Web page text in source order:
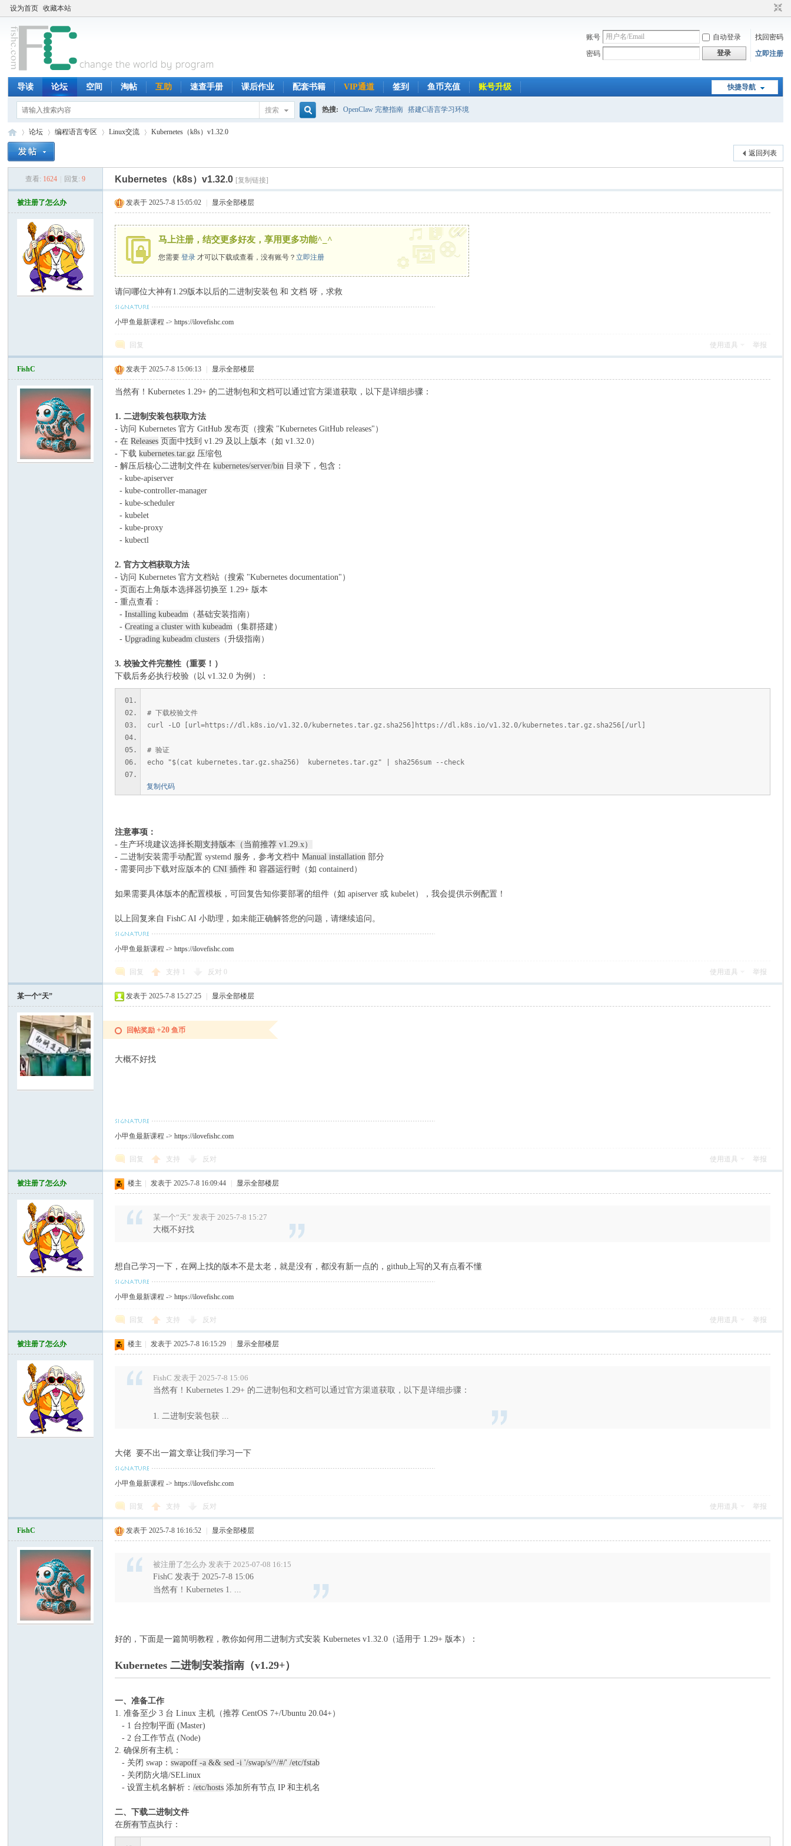
设为首页 收藏本站
账号 自动登录
找回密码
密码
登录 立即注册
快捷导航
导读 论坛 空间 淘帖 互助 速查手册 课后作业 配套书籍 VIP通道 签到 鱼币充值 账号升级
搜索 热搜: OpenClaw 完整指南 搭建C语言学习环境
论坛
›
编程语言专区 Linux交流
›
Kubernetes（k8s）v1.32.0
返回列表
查看: 1624 回复: 9 Kubernetes（k8s）v1.32.0 [复制链接]
被注册了怎么办 发表于 2025-7-8 15:05:02 显示全部楼层
马上注册，结交更多好友，享用更多功能^_^
您需要登录 才可以下载或查看，没有账号？立即注册
x
请问哪位大神有1.29版本以后的二进制安装包 和 文档 呀，求救
小甲鱼最新课程 ->https://ilovefishc.com
回复 使用道具 举报
FishC 发表于 2025-7-8 15:06:13 显示全部楼层
当然有！Kubernetes 1.29+ 的二进制包和文档可以通过官方渠道获取，以下是详细步骤：
1. 二进制安装包获取方法
- 访问 Kubernetes 官方 GitHub 发布页（搜索 "Kubernetes GitHub releases"）
- 在Releases 页面中找到 v1.29 及以上版本（如 v1.32.0）
- 下载kubernetes.tar.gz 压缩包
- 解压后核心二进制文件在kubernetes/server/bin 目录下，包含：
- kube-apiserver
- kube-controller-manager
- kube-scheduler
- kubelet
- kube-proxy
- kubectl
2. 官方文档获取方法
- 访问 Kubernetes 官方文档站（搜索 "Kubernetes documentation"）
- 页面右上角版本选择器切换至 1.29+ 版本
- 重点查看：
-Installing kubeadm （基础安装指南）
-Creating a cluster with kubeadm （集群搭建）
-Upgrading kubeadm clusters （升级指南）
3. 校验文件完整性（重要！）
下载后务必执行校验（以 v1.32.0 为例）：
# 下载校验文件
curl -LO [url=https://dl.k8s.io/v1.32.0/kubernetes.tar.gz.sha256]https://dl.k8s.io/v1.32.0/kubernetes.tar.gz.sha256[/url]
# 验证
echo "$(cat kubernetes.tar.gz.sha256) kubernetes.tar.gz" | sha256sum --check
复制代码
注意事项：
- 生产环境建议选择长期支持版本（当前推荐 v1.29.x）
- 二进制安装需手动配置 systemd 服务，参考文档中Manual installation 部分
- 需要同步下载对应版本的CNI 插件 和容器运行时 （如 containerd）
如果需要具体版本的配置模板，可回复告知你要部署的组件（如 apiserver 或 kubelet），我会提供示例配置！
以上回复来自 FishC AI 小助理，如未能正确解答您的问题，请继续追问。
小甲鱼最新课程 ->https://ilovefishc.com
回复 支持 反对 0 使用道具 举报
某一个“天” 发表于 2025-7-8 15:27:25 显示全部楼层
回帖奖励+20 鱼币
大概不好找
小甲鱼最新课程 ->https://ilovefishc.com
回复 支持 反对 使用道具 举报
被注册了怎么办 楼主 发表于 2025-7-8 16:09:44 显示全部楼层
某一个“天” 发表于 2025-7-8 15:27
大概不好找
想自己学习一下，在网上找的版本不是太老，就是没有，都没有新一点的，github上写的又有点看不懂
小甲鱼最新课程 ->https://ilovefishc.com
回复 支持 反对 使用道具 举报
被注册了怎么办 楼主 发表于 2025-7-8 16:15:29 显示全部楼层
FishC 发表于 2025-7-8 15:06
当然有！Kubernetes 1.29+ 的二进制包和文档可以通过官方渠道获取，以下是详细步骤：
1. 二进制安装包获 ...
大佬 要不出一篇文章让我们学习一下
小甲鱼最新课程 ->https://ilovefishc.com
回复 支持 反对 使用道具 举报
FishC 发表于 2025-7-8 16:16:52 显示全部楼层
被注册了怎么办 发表于 2025-07-08 16:15
FishC 发表于 2025-7-8 15:06
当然有！Kubernetes 1. ...
好的，下面是一篇简明教程，教你如何用二进制方式安装 Kubernetes v1.32.0（适用于 1.29+ 版本）：
Kubernetes 二进制安装指南（v1.29+）
一、准备工作
1. 准备至少 3 台 Linux 主机（推荐 CentOS 7+/Ubuntu 20.04+）
- 1 台控制平面 (Master)
- 2 台工作节点 (Node)
2. 确保所有主机：
- 关闭 swap：swapoff -a && sed -i '/swap/s/^/#/' /etc/fstab
- 关闭防火墙/SELinux
- 设置主机名解析：/etc/hosts 添加所有节点 IP 和主机名
二、下载二进制文件
在所有节点执行：